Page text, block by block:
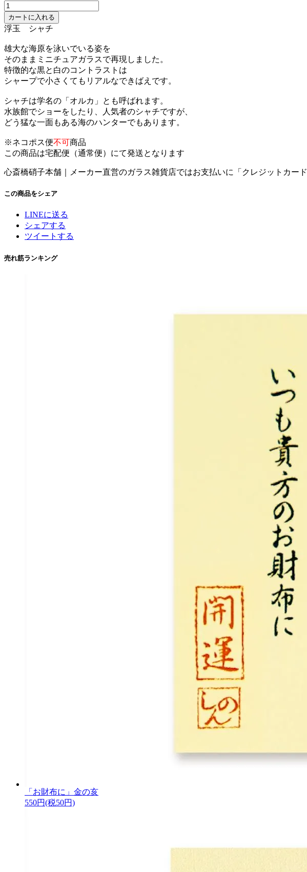
カートに入れる
浮玉 シャチ
雄大な海原を泳いでいる姿を
そのままミニチュアガラスで再現しました。
特徴的な黒と白のコントラストは
シャープで小さくてもリアルなできばえです。
シャチは学名の「オルカ」とも呼ばれます。
水族館でショーをしたり、人気者のシャチですが、
どう猛な一面もある海のハンターでもあります。
※ネコポス便不可商品
この商品は宅配便（通常便）にて発送となります
心斎橋硝子本舗｜メーカー直営のガラス雑貨店ではお支払いに「 クレジットカード
この商品をシェア
LINEに送る
シェアする
ツイートする
売れ筋ランキング
「お財布に」金の亥
550円(税50円)